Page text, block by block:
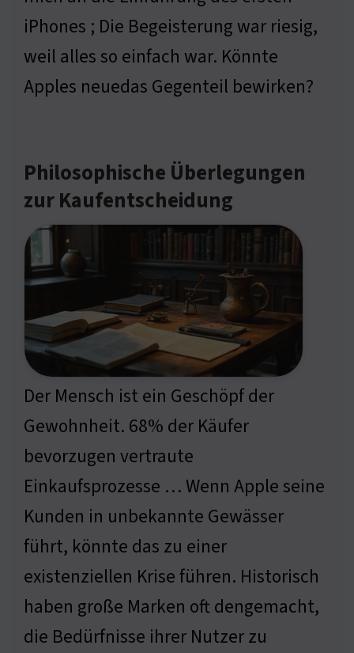
iPhones ; Die Begeisterung war riesig,
weil alles so einfach war. Könnte
Apples neuedas Gegenteil bewirken?
Philosophische Überlegungen
zur Kaufentscheidung
Der Mensch ist ein Geschöpf der
Gewohnheit. 68% der Käufer
bevorzugen vertraute
Einkaufsprozesse … Wenn Apple seine
Kunden in unbekannte Gewässer
führt, könnte das zu einer
existenziellen Krise führen. Historisch
haben große Marken oft dengemacht,
die Bedürfnisse ihrer Nutzer zu